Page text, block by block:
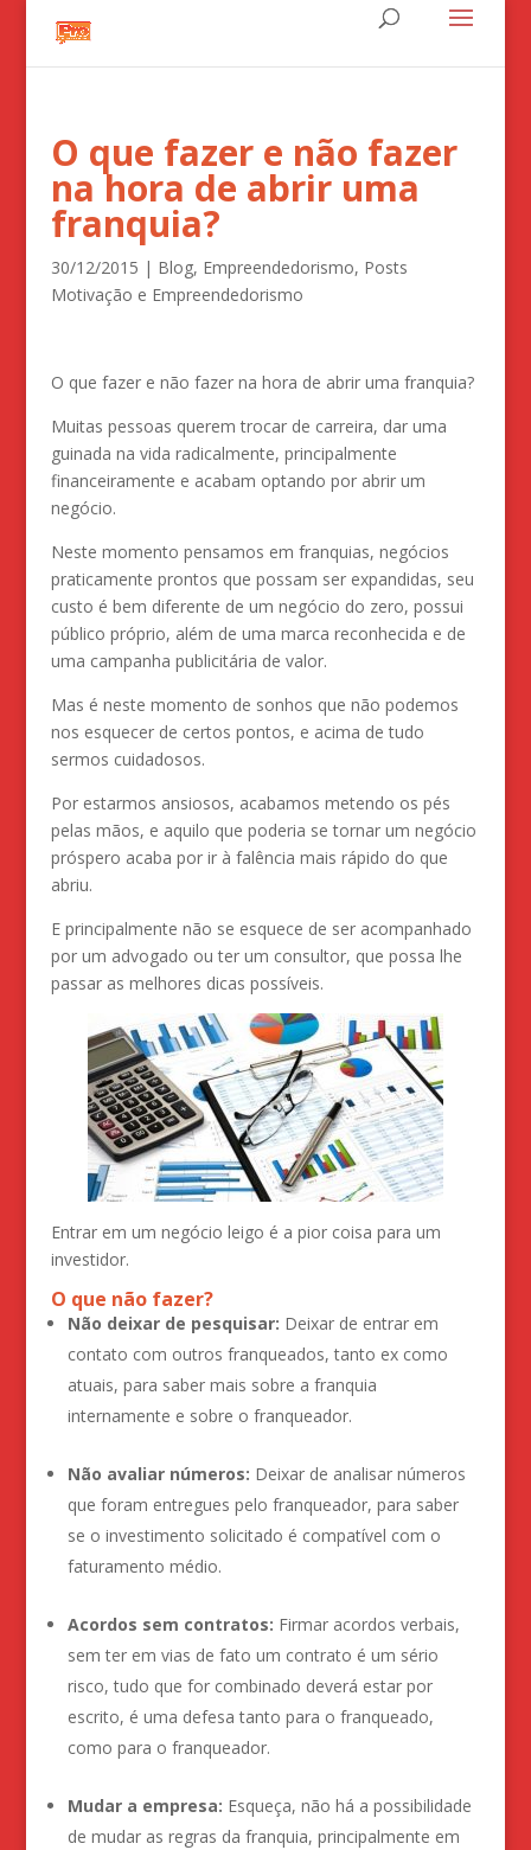
O que fazer e não fazer
na hora de abrir uma
franquia?
30/12/2015 | Blog, Empreendedorismo, Posts
Motivação e Empreendedorismo
O que fazer e não fazer na hora de abrir uma franquia?
Muitas pessoas querem trocar de carreira, dar uma
guinada na vida radicalmente, principalmente
financeiramente e acabam optando por abrir um
negócio.
Neste momento pensamos em franquias, negócios
praticamente prontos que possam ser expandidas, seu
custo é bem diferente de um negócio do zero, possui
público próprio, além de uma marca reconhecida e de
uma campanha publicitária de valor.
Mas é neste momento de sonhos que não podemos
nos esquecer de certos pontos, e acima de tudo
sermos cuidadosos.
Por estarmos ansiosos, acabamos metendo os pés
pelas mãos, e aquilo que poderia se tornar um negócio
próspero acaba por ir à falência mais rápido do que
abriu.
E principalmente não se esquece de ser acompanhado
por um advogado ou ter um consultor, que possa lhe
passar as melhores dicas possíveis.
Entrar em um negócio leigo é a pior coisa para um
investidor.
O que não fazer?
Não deixar de pesquisar: Deixar de entrar em
contato com outros franqueados, tanto ex como
atuais, para saber mais sobre a franquia
internamente e sobre o franqueador.
Não avaliar números: Deixar de analisar números
que foram entregues pelo franqueador, para saber
se o investimento solicitado é compatível com o
faturamento médio.
Acordos sem contratos: Firmar acordos verbais,
sem ter em vias de fato um contrato é um sério
risco, tudo que for combinado deverá estar por
escrito, é uma defesa tanto para o franqueado,
como para o franqueador.
Mudar a empresa: Esqueça, não há a possibilidade
de mudar as regras da franquia, principalmente em